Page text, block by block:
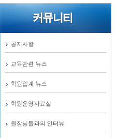
공지사항
교육관련 뉴스
학원업계 뉴스
학원운영자료실
원장님들과의 인터뷰